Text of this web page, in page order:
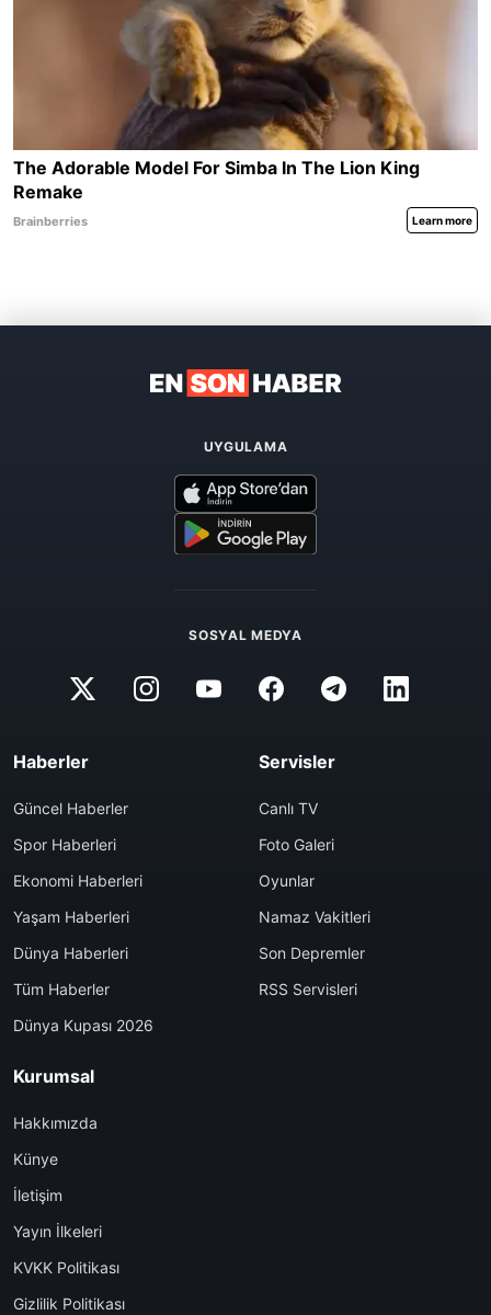
UYGULAMA
SOSYAL MEDYA
Haberler
Güncel Haberler
Spor Haberleri
Ekonomi Haberleri
Yaşam Haberleri
Dünya Haberleri
Tüm Haberler
Dünya Kupası 2026
Servisler
Canlı TV
Foto Galeri
Oyunlar
Namaz Vakitleri
Son Depremler
RSS Servisleri
Kurumsal
Hakkımızda
Künye
İletişim
Yayın İlkeleri
KVKK Politikası
Gizlilik Politikası